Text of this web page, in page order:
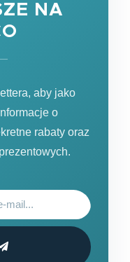
NA
aby jako
o
rabaty oraz